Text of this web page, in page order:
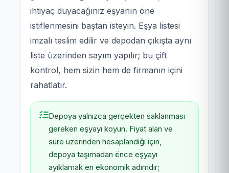
ihtiyaç duyacağınız eşyanın öne
istiflenmesini baştan isteyin. Eşya listesi
imzalı teslim edilir ve depodan çıkışta aynı
liste üzerinden sayım yapılır; bu çift
kontrol, hem sizin hem de firmanın içini
rahatlatır.
Depoya yalnızca gerçekten saklanması
gereken eşyayı koyun. Fiyat alan ve
süre üzerinden hesaplandığı için,
depoya taşımadan önce eşyayı
ayıklamak en ekonomik adımdır;